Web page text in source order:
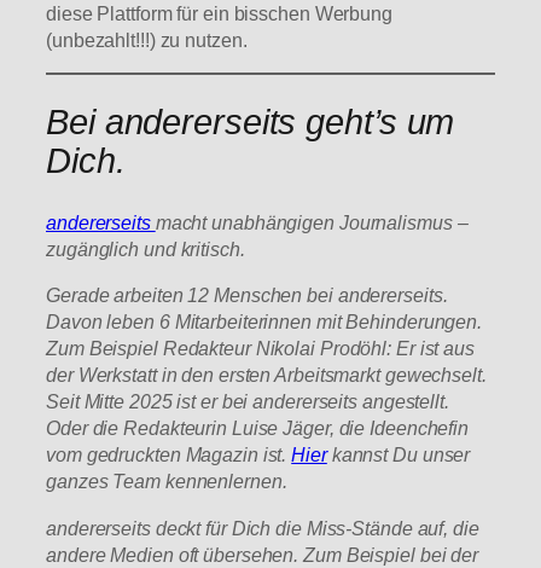
diese Plattform für ein bisschen Werbung
(unbezahlt!!!) zu nutzen.
Bei andererseits geht’s um
Dich.
andererseits macht unabhängigen Journalismus –
zugänglich und kritisch.
Gerade arbeiten 12 Menschen bei andererseits.
Davon leben 6 Mitarbeiterinnen mit Behinderungen.
Zum Beispiel Redakteur Nikolai Prodöhl: Er ist aus
der Werkstatt in den ersten Arbeitsmarkt gewechselt.
Seit Mitte 2025 ist er bei andererseits angestellt.
Oder die Redakteurin Luise Jäger, die Ideenchefin
vom gedruckten Magazin ist.Hierkannst Du unser
ganzes Team kennenlernen.
andererseits deckt für Dich die Miss-Stände auf, die
andere Medien oft übersehen. Zum Beispiel bei der